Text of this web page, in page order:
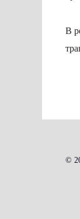
В
©